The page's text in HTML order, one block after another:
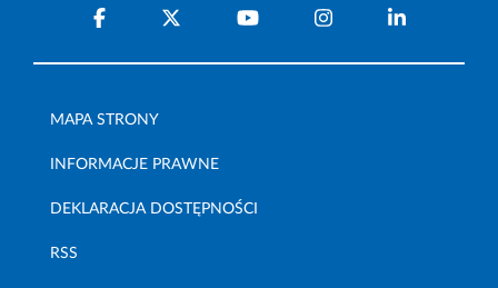
MAPA STRONY
INFORMACJE PRAWNE
DEKLARACJA DOSTĘPNOŚCI
RSS